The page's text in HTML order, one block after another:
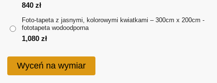
1,080 zł
840 zł
Foto-tapeta z jasnymi, kolorowymi kwiatkami – 300cm x 200cm -
fototapeta wodoodporna
1,080 zł
Wyceń na wymiar